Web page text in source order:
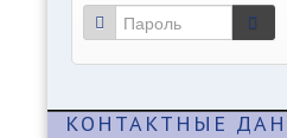
КОНТАКТНЫЕ